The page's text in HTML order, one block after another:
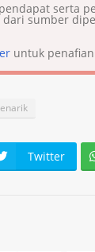
serta
sumber
untuk
Twitter